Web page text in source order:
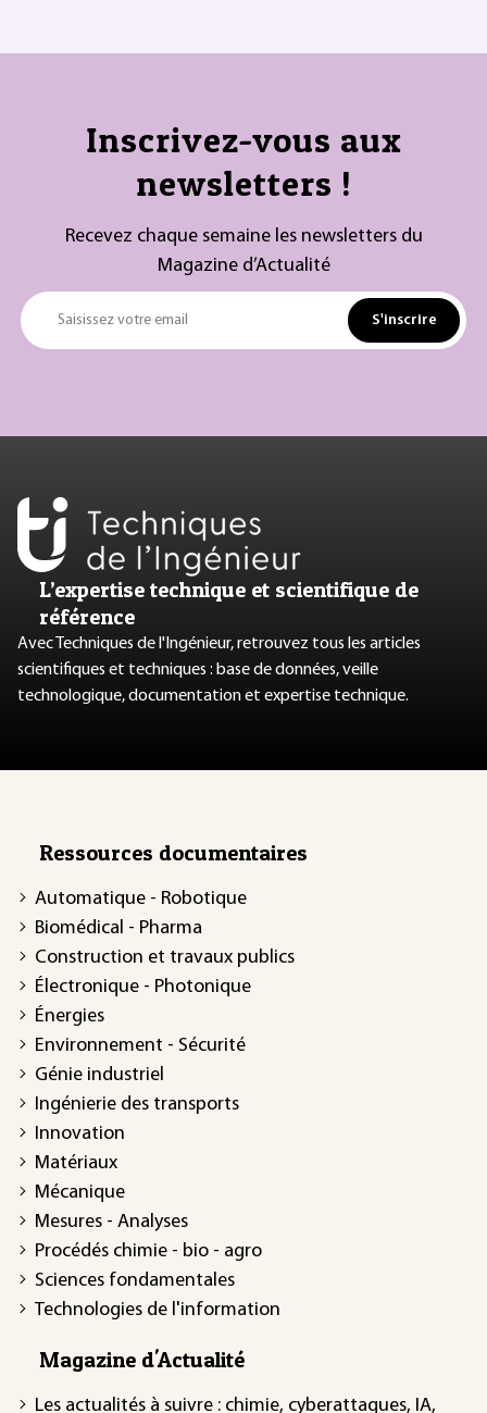
Inscrivez-vous aux
newsletters !
Recevez chaque semaine les newsletters du
Magazine d’Actualité
Saisissez votre email S'inscrire
L’expertise technique et scientifique de
référence
Avec Techniques de l'Ingénieur, retrouvez tous les articles
scientifiques et techniques : base de données, veille
technologique, documentation et expertise technique.
Ressources documentaires
Automatique - Robotique
Biomédical - Pharma
Construction et travaux publics
Électronique - Photonique
Énergies
Environnement - Sécurité
Génie industriel
Ingénierie des transports
Innovation
Matériaux
Mécanique
Mesures - Analyses
Procédés chimie - bio - agro
Sciences fondamentales
Technologies de l'information
Magazine d'Actualité
Les actualités à suivre : chimie, cyberattaques, IA,